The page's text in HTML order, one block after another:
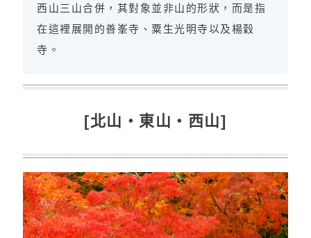
西山三山合併，其對象並非山的形狀，而是指
在這裡展開的善峯寺、粟生光明寺以及楊穀
寺。
[北山・東山・西山]